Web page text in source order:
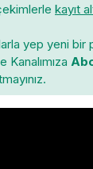
kayıt
yep yeni bir
Kanalımıza